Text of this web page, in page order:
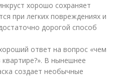
хорошо сохраняет
при легких повреждениях и
дорогой способ
ответ на вопрос «чем
В нынешнее
создает необычные